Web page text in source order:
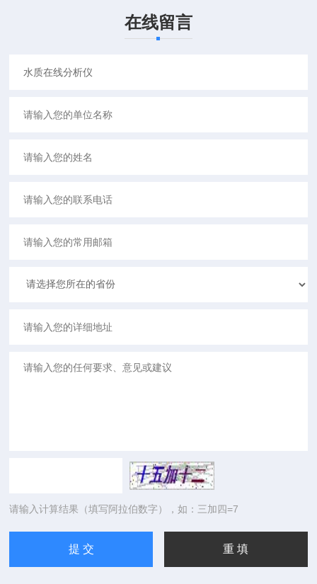
在线留言
请输入计算结果（填写阿拉伯数字），如：三加四=7